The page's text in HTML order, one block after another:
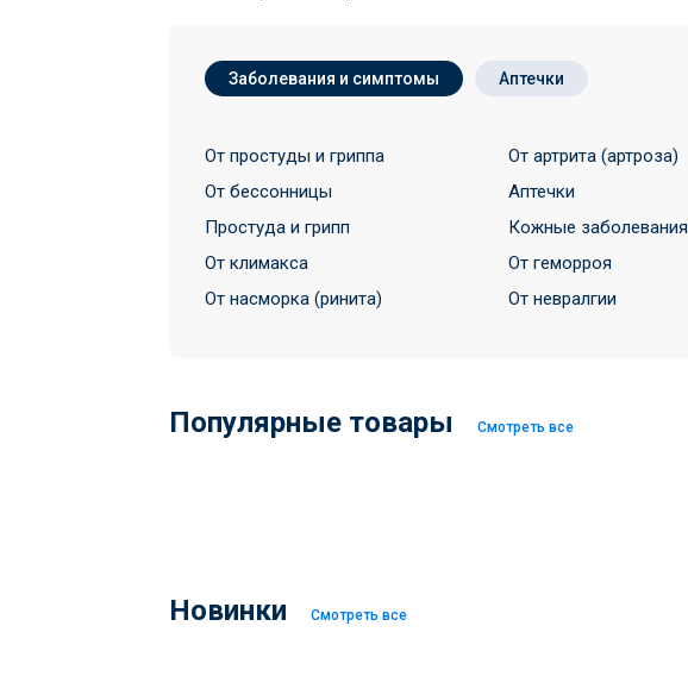
Заболевания и симптомы Аптечки
От простуды и гриппа От артрита (артроза)
От бессонницы
Аптечки
Простуда и грипп
Кожные заболевания
От климакса
От геморроя
От насморка (ринита)
От невралгии
Популярные товары Смотреть все
Новинки Смотреть все